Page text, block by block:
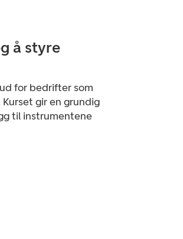
å styre
for bedrifter som
gir en grundig
til instrumentene